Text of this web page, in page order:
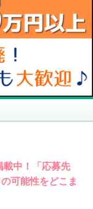
載中！「応募先
可能性をどこま